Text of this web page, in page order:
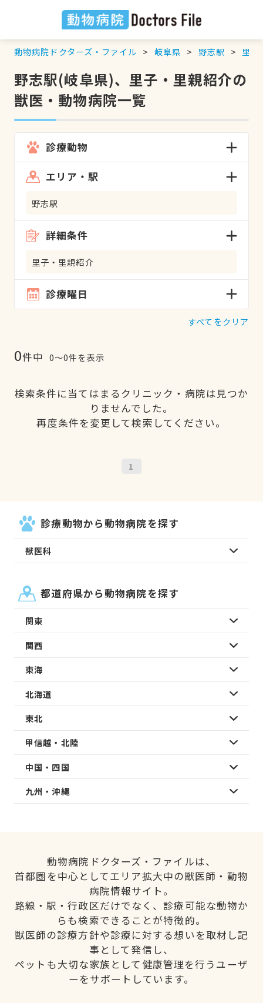
動物病院ドクターズ・ファイル 岐阜県 野志駅 里子
野志駅(岐阜県)、里子・里親紹介の
獣医・動物病院一覧
診療動物
エリア・駅
野志駅
詳細条件
里子・里親紹介
診療曜日
すべてをクリア
0件中 0〜0件を表示
検索条件に当てはまるクリニック・病院は見つか
りませんでした。
再度条件を変更して検索してください。
1
診療動物から動物病院を探す
獣医科
都道府県から動物病院を探す
関東
関西
東海
北海道
東北
甲信越・北陸
中国・四国
九州・沖縄
動物病院ドクターズ・ファイルは、
首都圏を中心としてエリア拡大中の獣医師・動物
病院情報サイト。
路線・駅・行政区だけでなく、診療可能な動物か
らも検索できることが特徴的。
獣医師の診療方針や診療に対する想いを取材し記
事として発信し、
ペットも大切な家族として健康管理を行うユーザ
ーをサポートしています。